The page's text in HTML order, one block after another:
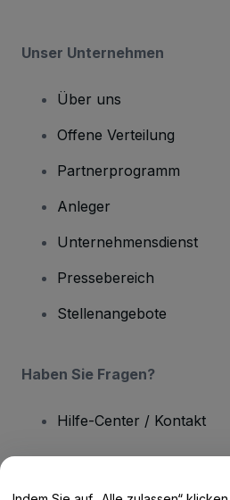
Unser Unternehmen
Über uns
Offene Verteilung
Partnerprogramm
Anleger
Unternehmensdienst
Pressebereich
Stellenangebote
Haben Sie Fragen?
Hilfe-Center / Kontakt